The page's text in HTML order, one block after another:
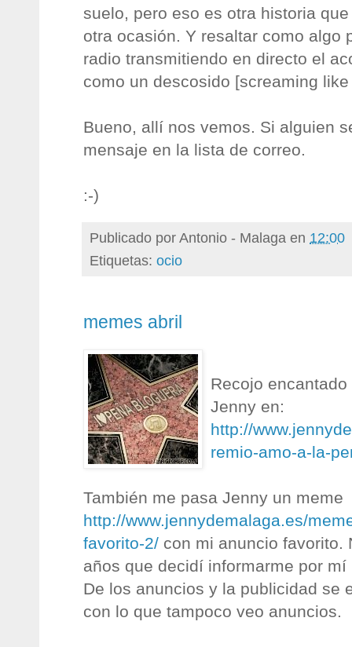
suelo, pero eso es otra historia
otra ocasión. Y resaltar como algo
radio transmitiendo en directo el
como un descosido [screaming
Bueno, allí nos vemos. Si alguien
mensaje en la lista de correo.
:-)
Publicado porAntonio - Malaga en 12:00
Etiquetas: ocio
memes abril
Recojo
Jenny en:
http://
remio-amo-a-la-
También me pasa Jenny un meme
http://www.jennydemalaga.es/
favorito-2/ con mi anuncio favorito.
años que decidí informarme por
De los anuncios y la publicidad se
con lo que tampoco veo anuncios.